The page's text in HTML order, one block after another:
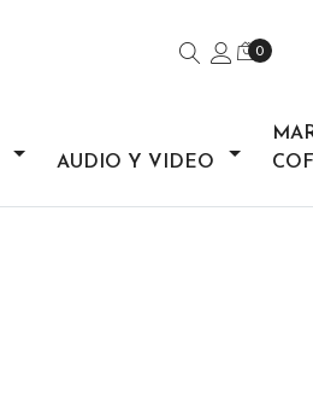
0
AUDIO Y VIDEO